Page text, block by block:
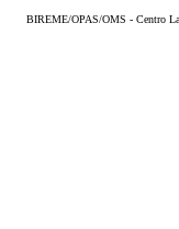
BIREME/OPAS/OMS - Centro